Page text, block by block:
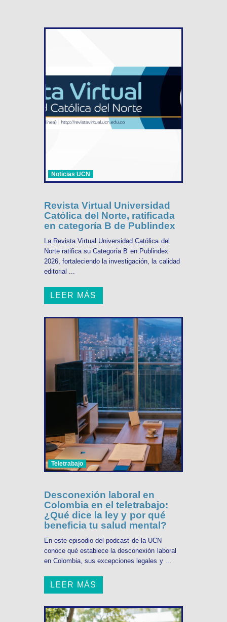
Noticias UCN
Revista Virtual Universidad
Católica del Norte, ratificada
en categoría B de Publindex
La Revista Virtual Universidad Católica del
Norte ratifica su Categoría B en Publindex
2026, fortaleciendo la investigación, la calidad
editorial ...
LEER MÁS
Teletrabajo
Desconexión laboral en
Colombia en el teletrabajo:
¿Qué dice la ley y por qué
beneficia tu salud mental?
En este episodio del podcast de la UCN
conoce qué establece la desconexión laboral
en Colombia, sus excepciones legales y ...
LEER MÁS